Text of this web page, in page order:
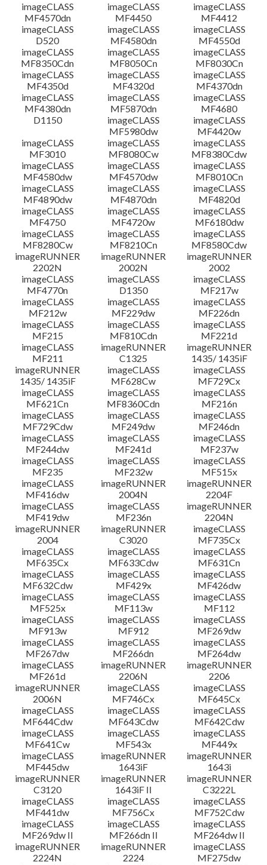
語言
系統要求
注意事項
檔案資訊
免責聲明
imageCLASS
MF4570dn
imageCLASS
MF4450
imageCLASS
MF4412
imageCLASS
D520
imageCLASS
MF4580dn
imageCLASS
MF4550d
imageCLASS
MF8350Cdn
imageCLASS
MF8050Cn
imageCLASS
MF8030Cn
imageCLASS
MF4350d
imageCLASS
MF4320d
imageCLASS
MF4370dn
imageCLASS
MF4380dn
imageCLASS
MF5870dn
imageCLASS
MF4680
D1150
imageCLASS
MF5980dw
imageCLASS
MF4420w
imageCLASS
MF3010
imageCLASS
MF8080Cw
imageCLASS
MF8380Cdw
imageCLASS
MF4580dw
imageCLASS
MF4570dw
imageCLASS
MF8010Cn
imageCLASS
MF4890dw
imageCLASS
MF4870dn
imageCLASS
MF4820d
imageCLASS
MF4750
imageCLASS
MF4720w
imageCLASS
MF6180dw
imageCLASS
MF8280Cw
imageCLASS
MF8210Cn
imageCLASS
MF8580Cdw
imageRUNNER
2202N
imageRUNNER
2002N
imageRUNNER
2002
imageCLASS
MF4770n
imageCLASS
D1350
imageCLASS
MF217w
imageCLASS
MF212w
imageCLASS
MF229dw
imageCLASS
MF226dn
imageCLASS
MF215
imageCLASS
MF810Cdn
imageCLASS
MF221d
imageCLASS
MF211
imageRUNNER
C1325
imageRUNNER
1435/ 1435iF
imageRUNNER
1435/ 1435iF
imageCLASS
MF628Cw
imageCLASS
MF729Cx
imageCLASS
MF621Cn
imageCLASS
MF8360Cdn
imageCLASS
MF216n
imageCLASS
MF729Cdw
imageCLASS
MF249dw
imageCLASS
MF246dn
imageCLASS
MF244dw
imageCLASS
MF241d
imageCLASS
MF237w
imageCLASS
MF235
imageCLASS
MF232w
imageCLASS
MF515x
imageCLASS
MF416dw
imageRUNNER
2004N
imageRUNNER
2204F
imageCLASS
MF419dw
imageCLASS
MF236n
imageRUNNER
2204N
imageRUNNER
2004
imageRUNNER
C3020
imageCLASS
MF735Cx
imageCLASS
MF635Cx
imageCLASS
MF633Cdw
imageCLASS
MF631Cn
imageCLASS
MF632Cdw
imageCLASS
MF429x
imageCLASS
MF426dw
imageCLASS
MF525x
imageCLASS
MF113w
imageCLASS
MF112
imageCLASS
MF913w
imageCLASS
MF912
imageCLASS
MF269dw
imageCLASS
MF267dw
imageCLASS
MF266dn
imageCLASS
MF264dw
imageCLASS
MF261d
imageRUNNER
2206N
imageRUNNER
2206
imageRUNNER
2006N
imageCLASS
MF746Cx
imageCLASS
MF645Cx
imageCLASS
MF644Cdw
imageCLASS
MF643Cdw
imageCLASS
MF642Cdw
imageCLASS
MF641Cw
imageCLASS
MF543x
imageCLASS
MF449x
imageCLASS
MF445dw
imageRUNNER
1643iF
imageRUNNER
1643i
imageRUNNER
C3120
imageRUNNER
1643iF II
imageRUNNER
C3222L
imageCLASS
MF441dw
imageCLASS
MF756Cx
imageCLASS
MF752Cdw
imageCLASS
MF269dw II
imageCLASS
MF266dn II
imageCLASS
MF264dw II
imageRUNNER
2224N
imageRUNNER
2224
imageCLASS
MF275dw